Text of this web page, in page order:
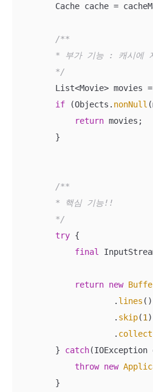
Cache cache =
/**
* 부가 기능 : 캐시에
        */
List<Movie> movies
if (Objects. nonNull
return movies;
        }
/**
        * 핵심 기능!!
        */
try {
final
return new
                    .
lines ()
                    .
skip(1 )
                    .
collect
        }
catch
throw new
        }